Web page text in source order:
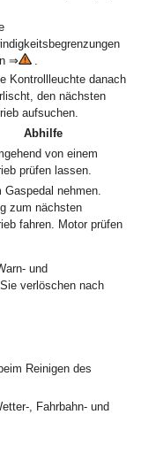
⇒
.
Kontrollleuchte danach
den nächsten
aufsuchen.
Abhilfe
von einem
prüfen lassen.
Gaspedal nehmen.
zum nächsten
fahren. Motor prüfen
und
verlöschen nach
Reinigen des
, Fahrbahn- und